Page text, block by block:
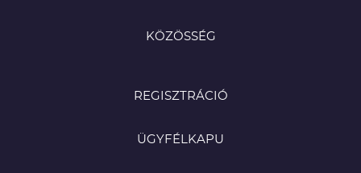
KÖZÖSSÉG
REGISZTRÁCIÓ
ÜGYFÉLKAPU